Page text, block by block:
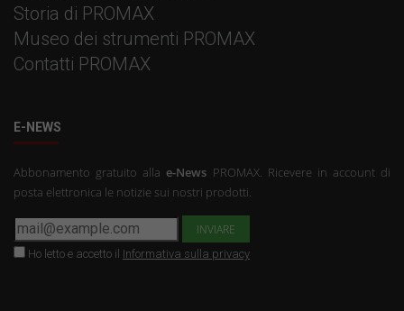
Storia di PROMAX
Museo dei strumenti PROMAX
Contatti PROMAX
E-NEWS
Abbonamento gratuito alla e-News PROMAX. Ricevere in account di
posta elettronica le notizie sui nostri prodotti.
Ho letto e accetto il Informativa sulla privacy